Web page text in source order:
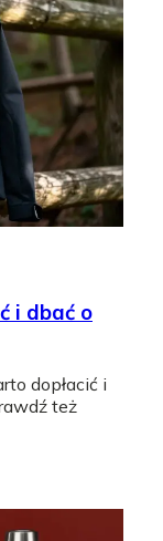
i dbać o
dopłacić i
też